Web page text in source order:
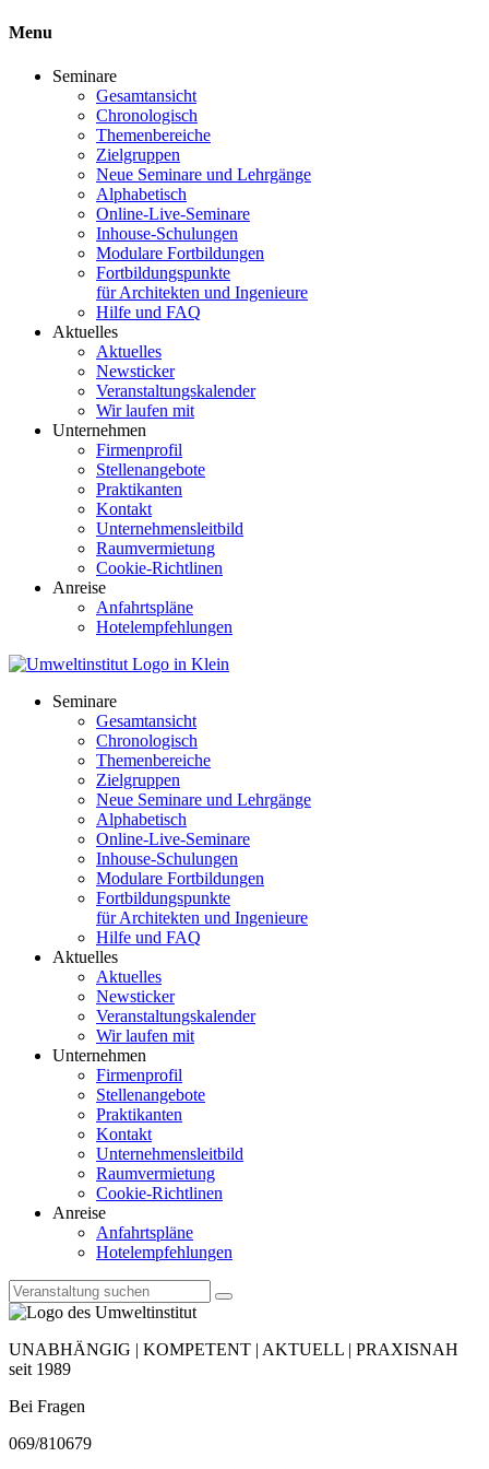
Menu
Seminare
Gesamtansicht
Chronologisch
Themenbereiche
Zielgruppen
Neue Seminare und Lehrgänge
Alphabetisch
Online-Live-Seminare
Inhouse-Schulungen
Modulare Fortbildungen
Fortbildungspunkte
für Architekten und Ingenieure
Hilfe und FAQ
Aktuelles
Aktuelles
Newsticker
Veranstaltungskalender
Wir laufen mit
Unternehmen
Firmenprofil
Stellenangebote
Praktikanten
Kontakt
Unternehmensleitbild
Raumvermietung
Cookie-Richtlinen
Anreise
Anfahrtspläne
Hotelempfehlungen
Seminare
Gesamtansicht
Chronologisch
Themenbereiche
Zielgruppen
Neue Seminare und Lehrgänge
Alphabetisch
Online-Live-Seminare
Inhouse-Schulungen
Modulare Fortbildungen
Fortbildungspunkte
für Architekten und Ingenieure
Hilfe und FAQ
Aktuelles
Aktuelles
Newsticker
Veranstaltungskalender
Wir laufen mit
Unternehmen
Firmenprofil
Stellenangebote
Praktikanten
Kontakt
Unternehmensleitbild
Raumvermietung
Cookie-Richtlinen
Anreise
Anfahrtspläne
Hotelempfehlungen
UNABHÄNGIG | KOMPETENT | AKTUELL | PRAXISNAH
seit 1989
Bei Fragen
069/810679